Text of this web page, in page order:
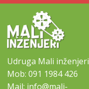
Udruga Mali inženjeri
Mob:091 1984 426
Mail: info@mali-